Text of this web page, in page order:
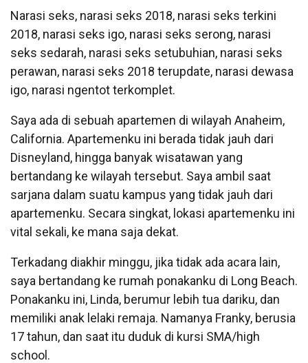
Narasi seks, narasi seks 2018, narasi seks terkini
2018, narasi seks igo, narasi seks serong, narasi
seks sedarah, narasi seks setubuhian, narasi seks
perawan, narasi seks 2018 terupdate, narasi dewasa
igo, narasi ngentot terkomplet.
Saya ada di sebuah apartemen di wilayah Anaheim,
California. Apartemenku ini berada tidak jauh dari
Disneyland, hingga banyak wisatawan yang
bertandang ke wilayah tersebut. Saya ambil saat
sarjana dalam suatu kampus yang tidak jauh dari
apartemenku. Secara singkat, lokasi apartemenku ini
vital sekali, ke mana saja dekat.
Terkadang diakhir minggu, jika tidak ada acara lain,
saya bertandang ke rumah ponakanku di Long Beach.
Ponakanku ini, Linda, berumur lebih tua dariku, dan
memiliki anak lelaki remaja. Namanya Franky, berusia
17 tahun, dan saat itu duduk di kursi SMA/high
school.